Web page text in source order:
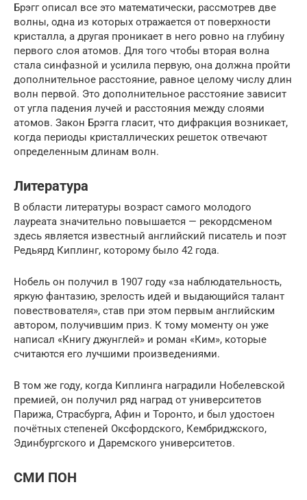
Брэгг описал все это математически, рассмотрев две
волны, одна из которых отражается от поверхности
кристалла, а другая проникает в него ровно на глубину
первого слоя атомов. Для того чтобы вторая волна
стала синфазной и усилила первую, она должна пройти
дополнительное расстояние, равное целому числу длин
волн первой. Это дополнительное расстояние зависит
от угла падения лучей и расстояния между слоями
атомов. Закон Брэгга гласит, что дифракция возникает,
когда периоды кристаллических решеток отвечают
определенным длинам волн.
Литература
В области литературы возраст самого молодого
лауреата значительно повышается — рекордсменом
здесь является известный английский писатель и поэт
Редьярд Киплинг, которому было 42 года.
Нобель он получил в 1907 году «за наблюдательность,
яркую фантазию, зрелость идей и выдающийся талант
повествователя», став при этом первым английским
автором, получившим приз. К тому моменту он уже
написал «Книгу джунглей» и роман «Ким», которые
считаются его лучшими произведениями.
В том же году, когда Киплинга наградили Нобелевской
премией, он получил ряд наград от университетов
Парижа, Страсбурга, Афин и Торонто, и был удостоен
почётных степеней Оксфордского, Кембриджского,
Эдинбургского и Даремского университетов.
СМИ ПОН